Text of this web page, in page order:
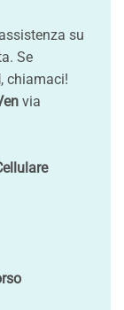
su
Se
, chiamaci!
via